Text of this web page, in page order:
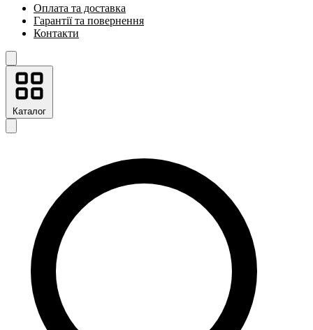
Оплата та доставка
Гарантії та повернення
Контакти
Каталог